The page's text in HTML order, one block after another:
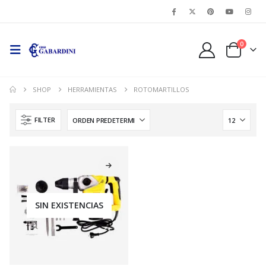
0
SHOP HERRAMIENTAS ROTOMARTILLOS
FILTER
SIN EXISTENCIAS